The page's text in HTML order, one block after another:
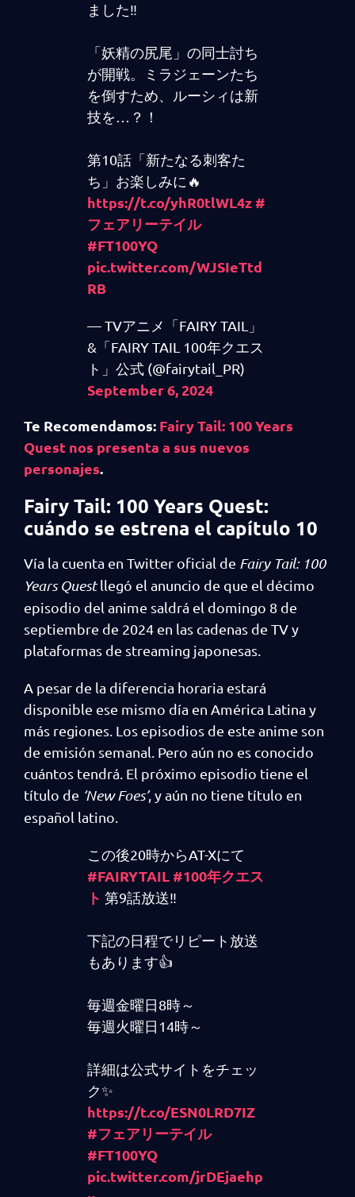
ました‼
「妖精の尻尾」の同士討ち
が開戦。ミラジェーンたち
を倒すため、ルーシィは新
技を…？！
第10話「新たなる刺客た
ち」お楽しみに🔥
https://t.co/yhR0tlWL4z #
フェアリーテイル
#FT100YQ
pic.twitter.com/WJSIeTtd
RB
— TVアニメ「FAIRY TAIL」
&「FAIRY TAIL 100年クエス
ト」公式 (@fairytail_PR)
September 6, 2024
Te Recomendamos: Fairy Tail: 100 Years
Quest nos presenta a sus nuevos
personajes.
Fairy Tail: 100 Years Quest:
cuándo se estrena el capítulo 10
Vía la cuenta en Twitter oficial de Fairy Tail: 100
Years Questllegó el anuncio de que el décimo
episodio del anime saldrá el domingo 8 de
septiembre de 2024 en las cadenas de TV y
plataformas de streaming japonesas.
A pesar de la diferencia horaria estará
disponible ese mismo día en América Latina y
más regiones. Los episodios de este anime son
de emisión semanal. Pero aún no es conocido
cuántos tendrá. El próximo episodio tiene el
título de ‘New Foes’, y aún no tiene título en
español latino.
この後20時からAT-Xにて
#FAIRYTAIL #100年クエス
ト 第9話放送‼
下記の日程でリピート放送
もあります👍
毎週金曜日8時～
毎週火曜日14時～
詳細は公式サイトをチェッ
ク✨
https://t.co/ESN0LRD7IZ
#フェアリーテイル
#FT100YQ
pic.twitter.com/jrDEjaehp